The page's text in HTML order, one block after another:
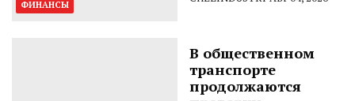
ФИНАНСЫ
В общественном
транспорте
продолжаются